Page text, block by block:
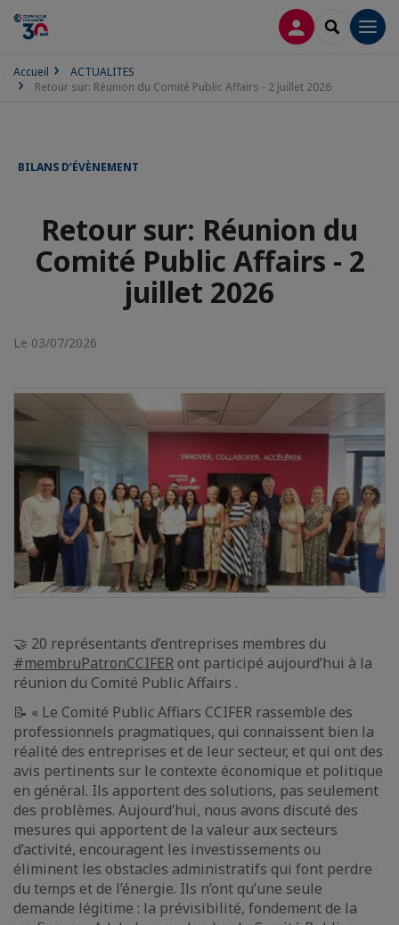
CONNEXION
Accueil
ACTUALITES
Retour sur: Réunion du Comité Public Affairs - 2 juillet 2026
BILANS D’ÉVÈNEMENT
Retour sur: Réunion du
Comité Public Affairs - 2
juillet 2026
Le 03/07/2026
🤝 20 représentants d’entreprises membres du
#membruPatronCCIFER ont participé aujourd’hui à la
réunion du Comité Public Affairs .
📝 « Le Comité Public Affiars CCIFER rassemble des
professionnels pragmatiques, qui connaissent bien la
réalité des entreprises et de leur secteur, et qui ont des
avis pertinents sur le contexte économique et politique
en général. Ils apportent des solutions, pas seulement
des problèmes. Aujourd’hui, nous avons discuté des
mesures qui apportent de la valeur aux secteurs
d’activité, encouragent les investissements ou
éliminent les obstacles administratifs qui font perdre
du temps et de l’énergie. Ils n’ont qu’une seule
demande légitime : la prévisibilité, fondement de la